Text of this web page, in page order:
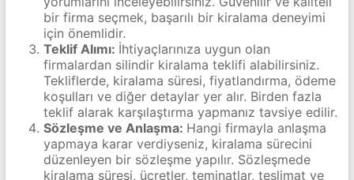
bir firma seçmek, başarılı bir kiralama deneyimi
için önemlidir.
Teklif Alımı: İhtiyaçlarınıza uygun olan
firmalardan silindir kiralama teklifi alabilirsiniz.
Tekliflerde, kiralama süresi, fiyatlandırma, ödeme
koşulları ve diğer detaylar yer alır. Birden fazla
teklif alarak karşılaştırma yapmanız tavsiye edilir.
Sözleşme ve Anlaşma: Hangi firmayla anlaşma
yapmaya karar verdiyseniz, kiralama sürecini
düzenleyen bir sözleşme yapılır. Sözleşmede
kiralama süresi, ücretler, teminatlar, teslimat ve